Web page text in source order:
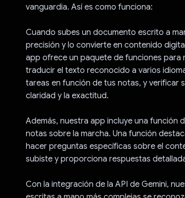
vanguardia. Así es como funciona:
Cuando subes un documento escrito a
precisión y lo convierte en contenido
app ofrece un paquete de funciones para
traducir el texto reconocido a varios
tareas en función de tus notas, y verificar
claridad y la exactitud.
Además, nuestra app incluye una función
notas sobre la marcha. Una función
hacer preguntas específicas sobre el
subiste y proporciona respuestas
Con la integración de la API de Gemini,